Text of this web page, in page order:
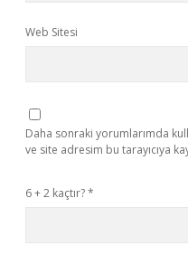
Web Sitesi
Daha sonraki yorumlarımda
ve site adresim bu tarayıcıya
6 + 2 kaçtır?*